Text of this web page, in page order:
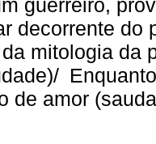
guerreiro,
decorrente do
mitologia da
de amor